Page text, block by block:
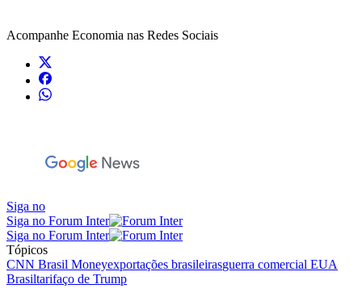
Acompanhe Economia nas Redes Sociais
Siga no
Siga no Forum Inter
Siga no Forum Inter
Tópicos
CNN Brasil Moneyexportações brasileirasguerra comercial EUA
Brasiltarifaço de Trump